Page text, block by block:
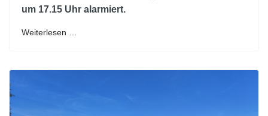
um 17.15 Uhr alarmiert.
Weiterlesen …